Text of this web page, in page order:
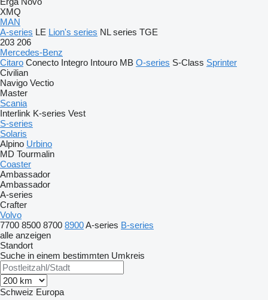
XMQ
MAN
A-series LE Lion's series NL series TGE
203 206
Mercedes-Benz
Citaro Conecto Integro Intouro MB O-series S-Class Sprinter
Civilian
Navigo Vectio
Master
Scania
Interlink K-series Vest
S-series
Solaris
Alpino Urbino
MD Tourmalin
Coaster
Ambassador
Ambassador
A-series
Crafter
Volvo
7700 8500 8700 8900A-series B-series
alle anzeigen
Standort
Suche in einem bestimmten Umkreis
Schweiz Europa